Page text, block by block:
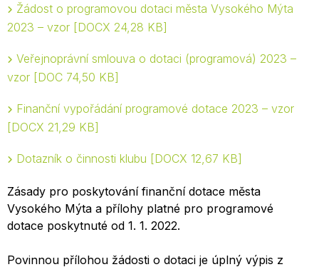
Žádost o programovou dotaci města Vysokého Mýta
2023 – vzor DOCX 24,28 KB
Veřejnoprávní smlouva o dotaci (programová) 2023 –
vzor DOC 74,50 KB
Finanční vypořádání programové dotace 2023 – vzor
DOCX 21,29 KB
Dotazník o činnosti klubu DOCX 12,67 KB
Zásady pro poskytování finanční dotace města
Vysokého Mýta a přílohy platné pro programové
dotace poskytnuté od 1. 1. 2022.
Povinnou přílohou žádosti o dotaci je úplný výpis z